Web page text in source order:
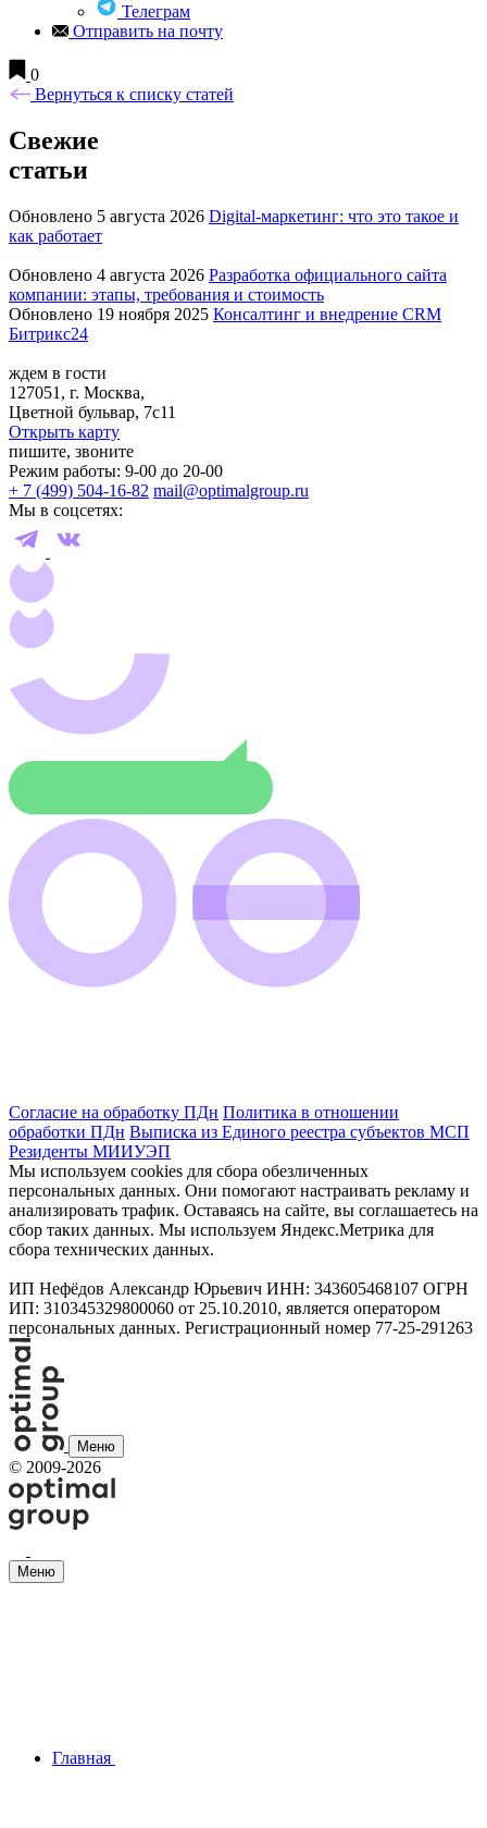
Телеграм
Отправить на почту
0
Вернуться к списку статей
Свежие
статьи
Обновлено 5 августа 2026 Digital-маркетинг: что это такое и
как работает
Обновлено 4 августа 2026 Разработка официального сайта
компании: этапы, требования и стоимость
Обновлено 19 ноября 2025 Консалтинг и внедрение CRM
Битрикс24
ждем в гости
127051, г. Москва,
Цветной бульвар, 7с11
Открыть карту
пишите, звоните
Режим работы: 9-00 до 20-00
+ 7 (499) 504-16-82 mail@optimalgroup.ru
Мы в соцсетях:
Согласие на обработку ПДн Политика в отношении
обработки ПДн Выписка из Единого реестра субъектов МСП
Резиденты МИИУЭП
Мы используем cookies для сбора обезличенных
персональных данных. Они помогают настраивать рекламу и
анализировать трафик. Оставаясь на сайте, вы соглашаетесь на
сбор таких данных. Мы используем Яндекс.Метрика для
сбора технических данных.
ИП Нефёдов Александр Юрьевич ИНН: 343605468107 ОГРН
ИП: 310345329800060 от 25.10.2010, является оператором
персональных данных. Регистрационный номер 77-25-291263
Меню
© 2009-2026
Меню
Главная